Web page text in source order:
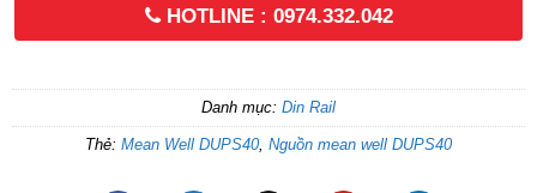
HOTLINE : 0974.332.042
Danh mục: Din Rail
Thẻ: Mean Well DUPS40, Nguồn mean well DUPS40